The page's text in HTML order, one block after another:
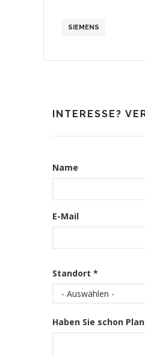
SIEMENS
INTERESSE?
Informationen
Name
E-Mail
Standort *
Haben Sie schon